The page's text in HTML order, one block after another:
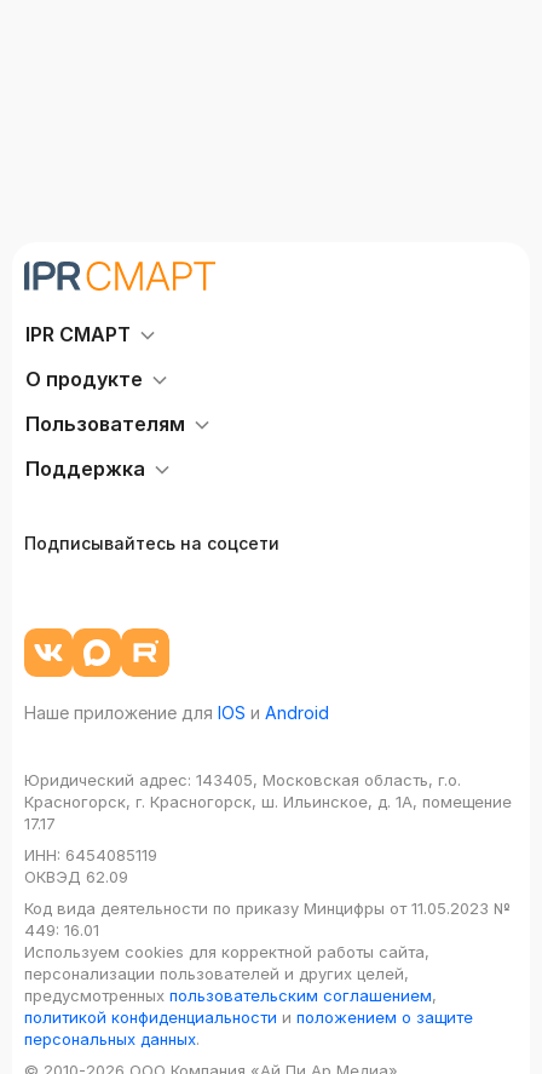
IPR СМАРТ
О продукте
Пользователям
Поддержка
Подписывайтесь на соцсети
Наше приложение для IOS и Android
Юридический адрес: 143405, Московская область, г.о.
Красногорск, г. Красногорск, ш. Ильинское, д. 1А, помещение
17.17
ИНН: 6454085119
ОКВЭД 62.09
Код вида деятельности по приказу Минцифры от 11.05.2023 №
449: 16.01
Используем cookies для корректной работы сайта,
персонализации пользователей и других целей,
предусмотренных пользовательским соглашением,
политикой конфиденциальности и положением о защите
персональных данных.